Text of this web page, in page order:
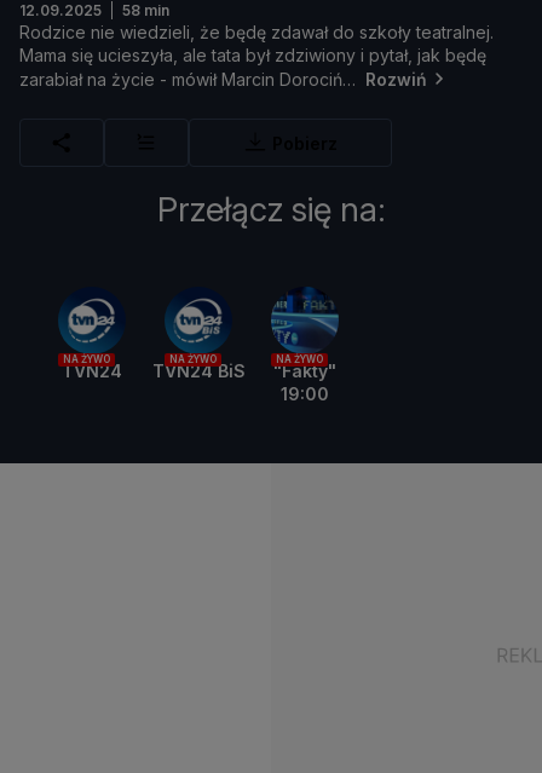
12.09.2025 58 min
Rodzice nie wiedzieli, że będę zdawał do szkołyteatralnej.
Mama się ucieszyła, aletata był zdziwiony i pytał, jak będę
zarabiałna życie - mówiłMarcin Dorociń Rozwiń
Przełącz się na:
NA ŻYWO
TVN24
NA ŻYWO
TVN24 BiS
NA ŻYWO
"Fakty"
19:00